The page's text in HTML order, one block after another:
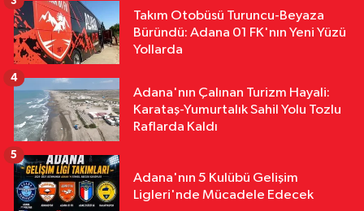
Ekonomi
11:30ATÜ'de "Sunar Gastronomi
Takım Otobüsü Turuncu-Beyaza
Büründü: Adana 01 FK'nın Yeni Yüzü
Yollarda
Adana'nın Çalınan Turizm Hayali:
Karataş-Yumurtalık Sahil Yolu Tozlu
Raflarda Kaldı
4
Adana'nın 5 Kulübü Gelişim
Ligleri'nde Mücadele Edecek
5